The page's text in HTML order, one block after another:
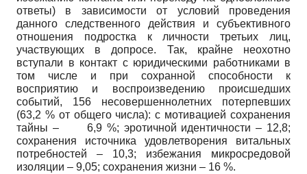
ответы) в зависимости от условий проведения
данного следственного действия и субъективного
отношения подростка к личности третьих лиц,
участвующих в допросе. Так, крайне неохотно
вступали в контакт с юридическими работниками в
том числе и при сохранной способности к
восприятию и воспроизведению происшедших
событий, 156 несовершеннолетних потерпевших
(63,2 % от общего числа): с мотивацией сохранения
тайны – 6,9 %; эротичной идентичности – 12,8;
сохранения источника удовлетворения витальных
потребностей – 10,3; избежания микросредовой
изоляции – 9,05; сохранения жизни – 16 %.